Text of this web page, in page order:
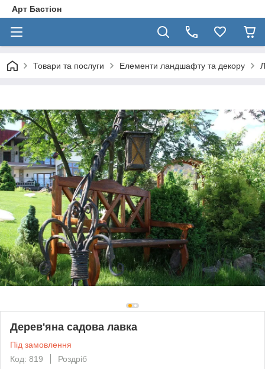
Арт Бастіон
Товари та послуги Елементи ландшафту та декору
Дерев'яна садова лавка
Під замовлення
Код: 819
Роздріб